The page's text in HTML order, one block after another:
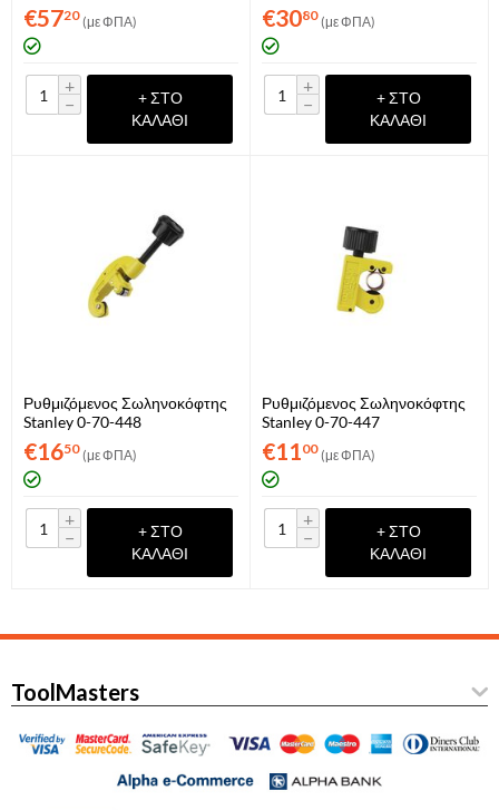
€5720 (με ΦΠΑ)
+
−
+ ΣΤΟ
ΚΑΛΆΘΙ
€3080 (με ΦΠΑ)
+
−
+ ΣΤΟ
ΚΑΛΆΘΙ
Ρυθμιζόμενος Σωληνοκόφτης
Stanley 0-70-448
€1650 (με ΦΠΑ)
+
−
+ ΣΤΟ
ΚΑΛΆΘΙ
Ρυθμιζόμενος Σωληνοκόφτης
Stanley 0-70-447
€1100 (με ΦΠΑ)
+
−
+ ΣΤΟ
ΚΑΛΆΘΙ
ToolMasters